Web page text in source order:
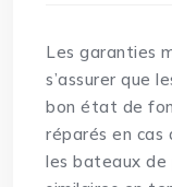
Lesgaranties
s’assurer que
bon état de
réparés en cas
les bateaux de